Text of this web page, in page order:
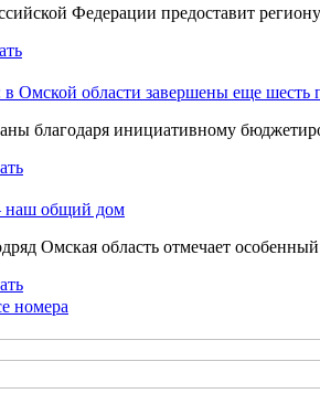
Федерации предоставит
Омской области завершены еще
благодаря инициативному
наш общий дом
Омская область отмечает
номера